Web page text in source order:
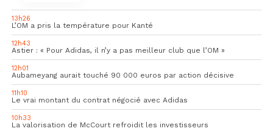
13h26
L’OM a pris la température pour Kanté
12h43
Astier : « Pour Adidas, il n’y a pas meilleur club que l’OM »
12h01
Aubameyang aurait touché 90 000 euros par action décisive
11h10
Le vrai montant du contrat négocié avec Adidas
10h33
La valorisation de McCourt refroidit les investisseurs